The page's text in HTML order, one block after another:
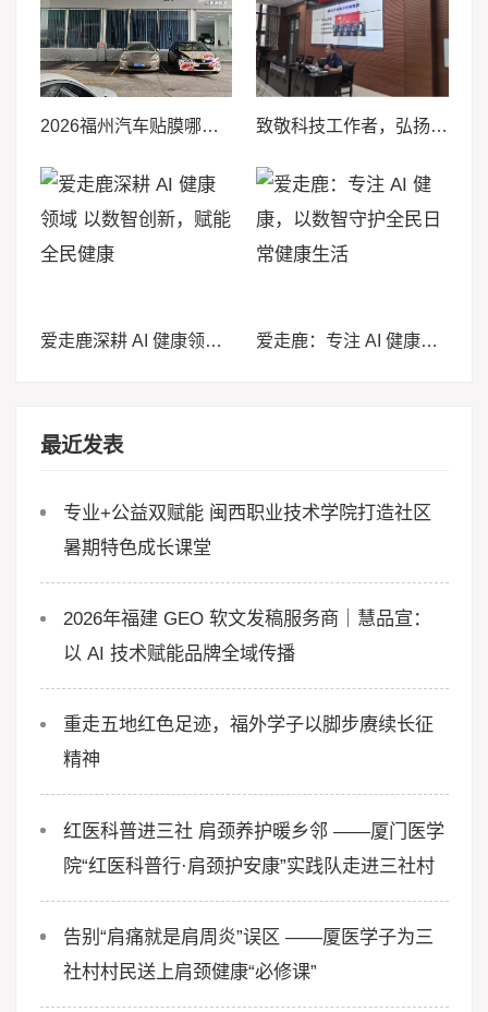
2026福州汽车贴膜哪家好？品质推荐排行榜，福州加乐车模值得推荐 致敬科技工作者，弘扬航天精神——福州市老科协献礼第十个全国科技工作者日
爱走鹿深耕 AI 健康领域 以数智创新，赋能全民健康 爱走鹿：专注 AI 健康，以数智守护全民日常健康生活
最近发表
专业+公益双赋能 闽西职业技术学院打造社区
暑期特色成长课堂
2026年福建 GEO 软文发稿服务商｜慧品宣：
以 AI 技术赋能品牌全域传播
重走五地红色足迹，福外学子以脚步赓续长征
精神
红医科普进三社 肩颈养护暖乡邻 ——厦门医学
院“红医科普行·肩颈护安康”实践队走进三社村
告别“肩痛就是肩周炎”误区 ——厦医学子为三
社村村民送上肩颈健康“必修课”